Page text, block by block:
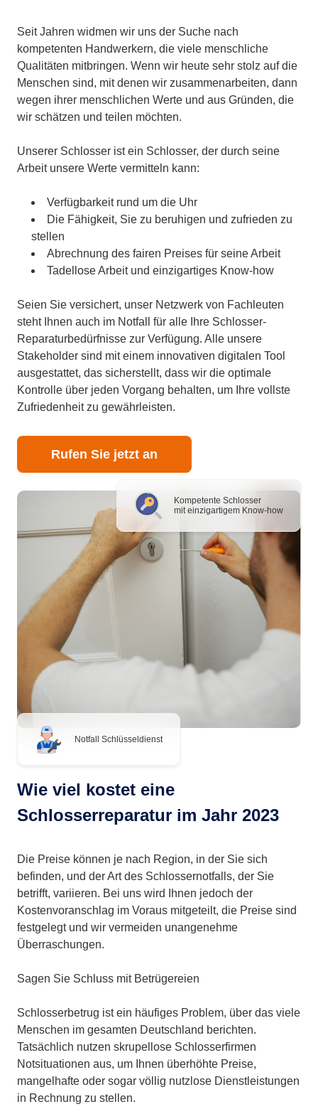
Kompetente Schlosser
mit einzigartigem Know-how
Notfall Schlüsseldienst
Seit Jahren widmen wir uns der Suche nach
kompetenten Handwerkern, die viele menschliche
Qualitäten mitbringen. Wenn wir heute sehr stolz auf die
Menschen sind, mit denen wir zusammenarbeiten, dann
wegen ihrer menschlichen Werte und aus Gründen, die
wir schätzen und teilen möchten.
Unserer Schlosser ist ein Schlosser, der durch seine
Arbeit unsere Werte vermitteln kann:
Verfügbarkeit rund um die Uhr
Die Fähigkeit, Sie zu beruhigen und zufrieden zu
stellen
Abrechnung des fairen Preises für seine Arbeit
Tadellose Arbeit und einzigartiges Know-how
Seien Sie versichert, unser Netzwerk von Fachleuten
steht Ihnen auch im Notfall für alle Ihre Schlosser-
Reparaturbedürfnisse zur Verfügung. Alle unsere
Stakeholder sind mit einem innovativen digitalen Tool
ausgestattet, das sicherstellt, dass wir die optimale
Kontrolle über jeden Vorgang behalten, um Ihre vollste
Zufriedenheit zu gewährleisten.
Rufen Sie jetzt an
Wie viel kostet eine
Schlosserreparatur im Jahr 2023
Die Preise können je nach Region, in der Sie sich
befinden, und der Art des Schlossernotfalls, der Sie
betrifft, variieren. Bei uns wird Ihnen jedoch der
Kostenvoranschlag im Voraus mitgeteilt, die Preise sind
festgelegt und wir vermeiden unangenehme
Überraschungen.
Sagen Sie Schluss mit Betrügereien
Schlosserbetrug ist ein häufiges Problem, über das viele
Menschen im gesamten Deutschland berichten.
Tatsächlich nutzen skrupellose Schlosserfirmen
Notsituationen aus, um Ihnen überhöhte Preise,
mangelhafte oder sogar völlig nutzlose Dienstleistungen
in Rechnung zu stellen.